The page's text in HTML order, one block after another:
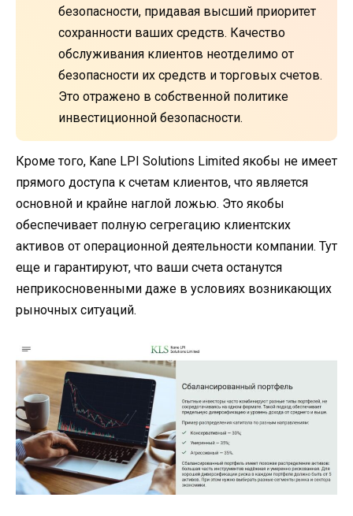
безопасности, придавая высший приоритет
сохранности ваших средств. Качество
обслуживания клиентов неотделимо от
безопасности их средств и торговых счетов.
Это отражено в собственной политике
инвестиционной безопасности.
Кроме того, Kane LPI Solutions Limited якобы не имеет
прямого доступа к счетам клиентов, что является
основной и крайне наглой ложью. Это якобы
обеспечивает полную сегрегацию клиентских
активов от операционной деятельности компании. Тут
еще и гарантируют, что ваши счета останутся
неприкосновенными даже в условиях возникающих
рыночных ситуаций.